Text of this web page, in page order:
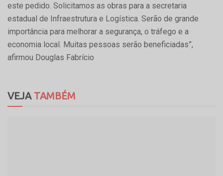
este pedido. Solicitamos as obras para a secretaria
estadual de Infraestrutura e Logística. Serão de grande
importância para melhorar a segurança, o tráfego e a
economia local. Muitas pessoas serão beneficiadas”,
afirmou Douglas Fabrício
VEJATAMBÉM